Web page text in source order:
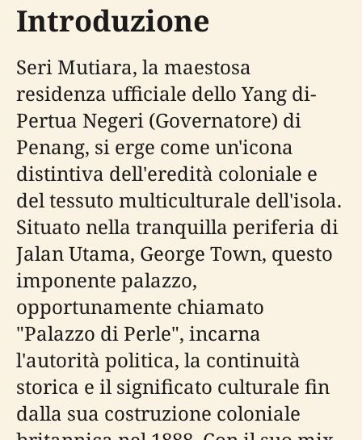
Introduzione
Seri Mutiara, la maestosa
residenza ufficiale dello Yang di-
Pertua Negeri (Governatore) di
Penang, si erge come un'icona
distintiva dell'eredità coloniale e
del tessuto multiculturale dell'isola.
Situato nella tranquilla periferia di
Jalan Utama, George Town, questo
imponente palazzo,
opportunamente chiamato
"Palazzo di Perle", incarna
l'autorità politica, la continuità
storica e il significato culturale fin
dalla sua costruzione coloniale